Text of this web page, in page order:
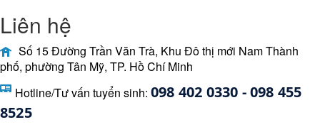
Liên hệ
Số 15 Đường Trần Văn Trà, Khu Đô thị mới Nam Thành
phố, phường Tân Mỹ, TP. Hồ Chí Minh
Hotline/Tư vấn tuyển sinh: 098 402 0330 - 098 455
8525